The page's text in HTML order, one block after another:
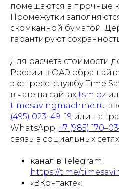
помещаются в прочные
Промежутки
скомканной бумагой.
гарантируют
Для расчета стоимости
России в ОАЭ
экспресс–службу Time
в чате на сайтах tsm.bz
timesavingmachine.ru ,
(495) 023–49–19 или
WhatsApp: +7 (985)
связь в социальных
канал в Telegram:
https://t.me/
«ВКонтакте»: